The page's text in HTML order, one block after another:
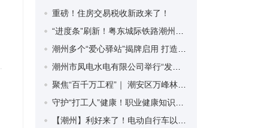
重磅！住房交易税收新政来了！